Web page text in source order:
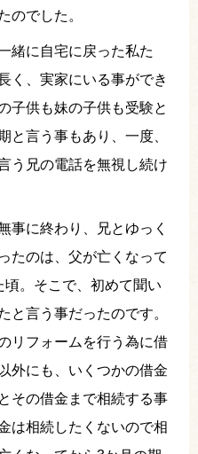
のでした。
緒に自宅に戻った私た
く、実家にいる事ができ
子供も妹の子供も受験と
と言う事もあり、一度、
う兄の電話を無視し続け
事に終わり、兄とゆっく
たのは、父が亡くなって
。そこで、初めて聞い
と言う事だったのです。
リフォームを行う為に借
外にも、いくつかの借金
その借金まで相続する事
は相続したくないので相